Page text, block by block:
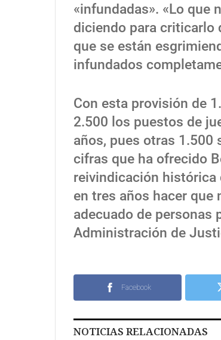
«infundadas». «Lo que
diciendo para criticarlo
que se están
infundados
Con esta provisión de
2.500 los puestos de
años, pues otras 1.500
cifras que ha ofrecido
reivindicación histórica
en tres años hacer
adecuado de personas
Administración de
Facebook
NOTICIAS RELACIONADAS